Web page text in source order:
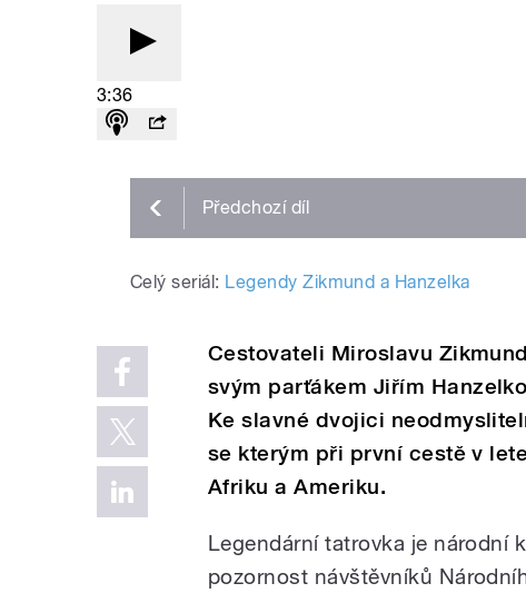
3:36
Předchozí díl
Celý seriál: Legendy Zikmund a Hanzelka
Cestovateli Miroslavu
svým parťákem Jiřím
Ke slavné dvojici
se kterým při první cestě v
Afriku a Ameriku.
Legendární tatrovka je národní
pozornost návštěvníků